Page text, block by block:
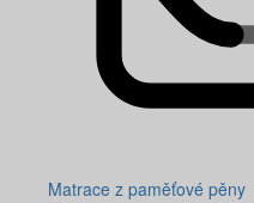
Matrace z paměťové pěny